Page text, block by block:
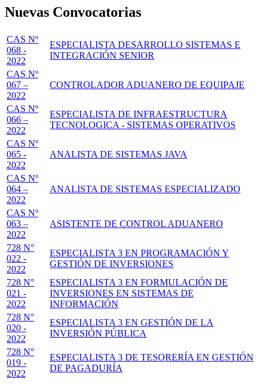
Nuevas Convocatorias
CAS Nº
068 -
2022
ESPECIALISTA DESARROLLO SISTEMAS E
INTEGRACIÓN SENIOR
CAS Nº
067 –
2022
CONTROLADOR ADUANERO DE EQUIPAJE
CAS Nº
066 –
2022
ESPECIALISTA DE INFRAESTRUCTURA
TECNOLOGICA - SISTEMAS OPERATIVOS
CAS Nº
065 -
2022
ANALISTA DE SISTEMAS JAVA
CAS Nº
064 –
2022
ANALISTA DE SISTEMAS ESPECIALIZADO
CAS Nº
063 –
2022
ASISTENTE DE CONTROL ADUANERO
728 N°
022 -
2022
ESPECIALISTA 3 EN PROGRAMACIÓN Y
GESTIÓN DE INVERSIONES
728 N°
021 -
2022
ESPECIALISTA 3 EN FORMULACIÓN DE
INVERSIONES EN SISTEMAS DE
INFORMACIÓN
728 N°
020 -
2022
ESPECIALISTA 3 EN GESTIÓN DE LA
INVERSIÓN PÚBLICA
728 N°
019 -
2022
ESPECIALISTA 3 DE TESORERÍA EN GESTIÓN
DE PAGADURÍA